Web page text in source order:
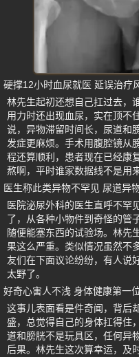
硬撑12小时血尿就医 延误治疗
林先生起初还想自己扛过去，
用力时还出现血尿，实在顶不
说，异物滞留时间长，尿道和
发症更麻烦。手术用腹腔镜从
程还算顺利，患者现在已经康
熬啊，平时谁家数据线不是用
医生称此类异物不罕见 尿道异
医院泌尿外科的医生直呼不罕
了，从各种小物件到奇怪的管
随便能塞东西的试验场。林先
果这么严重。类似情况虽然不
友们在下面议论纷纷，有人说
太野了。
好奇心害人不浅 身体健康第一
这事儿表面看是件奇闻，背后
盛，总觉得自己的身体扛得住
道和膀胱不是玩具区，任何异
后果。林先生这次算幸运，及